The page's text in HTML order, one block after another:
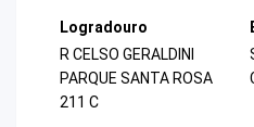
Logradouro
R CELSO GERALDINI
PARQUE SANTA ROSA
211 C